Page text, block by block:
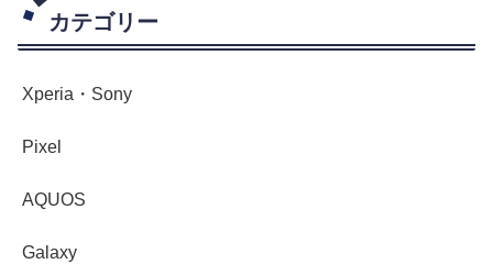
カテゴリー
Xperia・Sony
Pixel
AQUOS
Galaxy